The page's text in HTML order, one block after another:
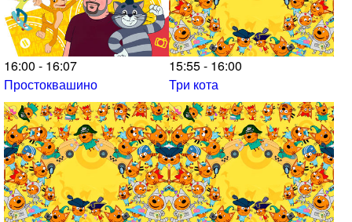
16:00 - 16:07
Простоквашино
15:55 - 16:00
Три кота